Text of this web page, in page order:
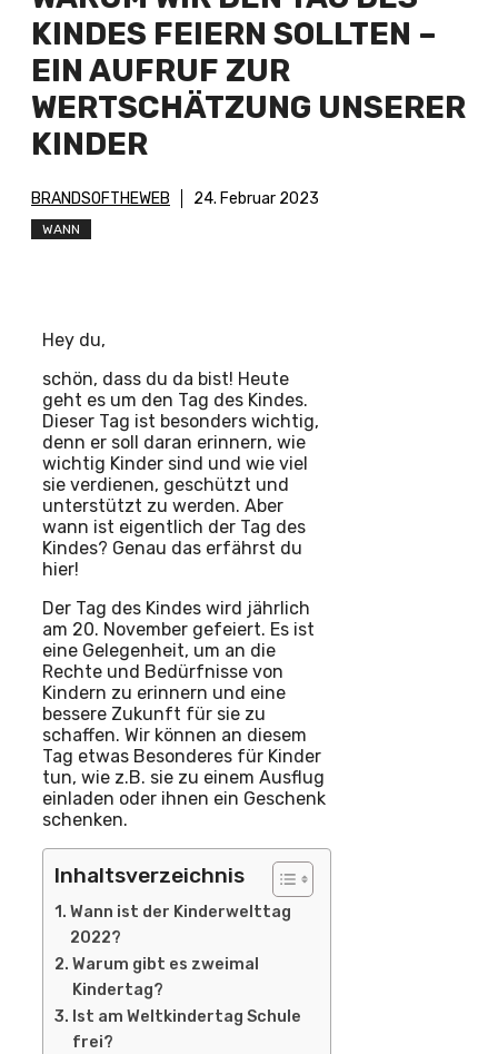
KINDES FEIERN SOLLTEN –
EIN AUFRUF ZUR
WERTSCHÄTZUNG UNSERER
KINDER
BRANDSOFTHEWEB 24. Februar 2023
WANN
Hey du,
schön, dass du da bist! Heute
geht es um den Tag des Kindes.
Dieser Tag ist besonders wichtig,
denn er soll daran erinnern, wie
wichtig Kinder sind und wie viel
sie verdienen, geschützt und
unterstützt zu werden. Aber
wann ist eigentlich der Tag des
Kindes? Genau das erfährst du
hier!
Der Tag des Kindes wird jährlich
am 20. November gefeiert. Es ist
eine Gelegenheit, um an die
Rechte und Bedürfnisse von
Kindern zu erinnern und eine
bessere Zukunft für sie zu
schaffen. Wir können an diesem
Tag etwas Besonderes für Kinder
tun, wie z.B. sie zu einem Ausflug
einladen oder ihnen ein Geschenk
schenken.
Inhaltsverzeichnis
Wann ist der Kinderwelttag
2022?
Warum gibt es zweimal
Kindertag?
Ist am Weltkindertag Schule
frei?